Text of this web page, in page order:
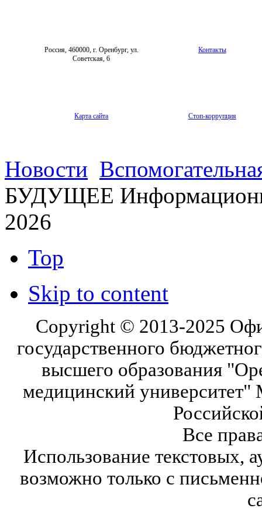
Россия, 460000, г. Оренбург, ул.
Советская, 6
Контакты
Карта сайта Стоп-коррупция
Новости
БУДУЩЕЕ
2026
Top
Skip to content
Copyright © 2013-2025
государственного
высшего образования
медицинский университет"
Все
Использование текстовых,
возможно только с